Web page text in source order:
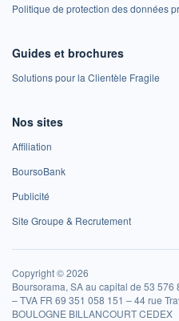
Politique de protection des données
Guides et brochures
Solutions pour la Clientèle Fragile
Nos sites
Affiliation
BoursoBank
Publicité
Site Groupe & Recrutement
Copyright © 2026
Boursorama, SA au capital de 53
– TVA FR 69 351 058 151 – 44 rue
BOULOGNE BILLANCOURT CEDEX